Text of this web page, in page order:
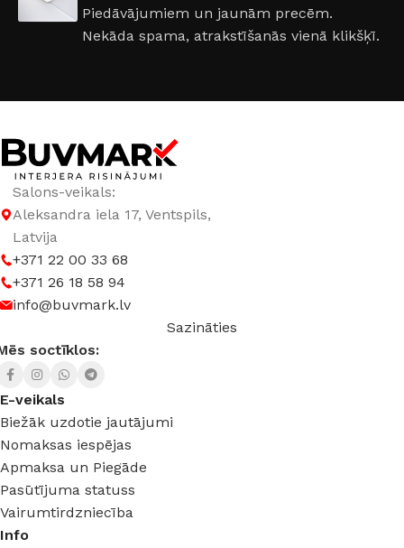
860 × 2050 mm ,960 × 2050 mm
Piedāvājumiem un jaunām precēm.
Nekāda spama, atrakstīšanās vienā klikšķī.
Salons-veikals:
Aleksandra iela 17, Ventspils,
Latvija
+371 22 00 33 68
+371 26 18 58 94
info@buvmark.lv
Sazināties
soctīklos:
E-veikals
Biežāk uzdotie jautājumi
Nomaksas iespējas
Apmaksa un Piegāde
Pasūtījuma statuss
Vairumtirdzniecība
Info